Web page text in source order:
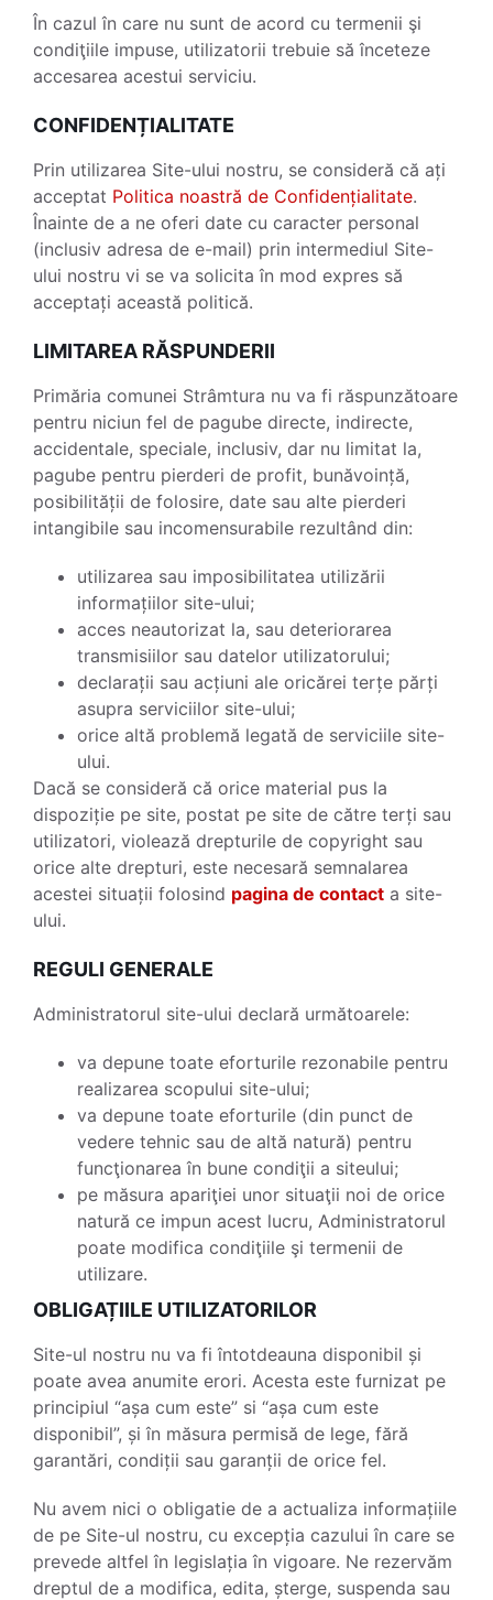
În cazul în care nu sunt de acord cu termenii şi
condiţiile impuse, utilizatorii trebuie să înceteze
accesarea acestui serviciu.
CONFIDENȚIALITATE
Prin utilizarea Site-ului nostru, se consideră că ați
acceptat Politica noastră de Confidențialitate.
Înainte de a ne oferi date cu caracter personal
(inclusiv adresa de e-mail) prin intermediul Site-
ului nostru vi se va solicita în mod expres să
acceptați această politică.
LIMITAREA RĂSPUNDERII
Primăria comunei Strâmtura nu va fi răspunzătoare
pentru niciun fel de pagube directe, indirecte,
accidentale, speciale, inclusiv, dar nu limitat la,
pagube pentru pierderi de profit, bunăvoință,
posibilității de folosire, date sau alte pierderi
intangibile sau incomensurabile rezultând din:
utilizarea sau imposibilitatea utilizării
informațiilor site-ului;
acces neautorizat la, sau deteriorarea
transmisiilor sau datelor utilizatorului;
declarații sau acțiuni ale oricărei terțe părți
asupra serviciilor site-ului;
orice altă problemă legată de serviciile site-
ului.
Dacă se consideră că orice material pus la
dispoziție pe site, postat pe site de către terți sau
utilizatori, violează drepturile de copyright sau
orice alte drepturi, este necesară semnalarea
acestei situații folosind pagina de contact a site-
ului.
REGULI GENERALE
Administratorul site-ului declară următoarele:
va depune toate eforturile rezonabile pentru
realizarea scopului site-ului;
va depune toate eforturile (din punct de
vedere tehnic sau de altă natură) pentru
funcţionarea în bune condiţii a siteului;
pe măsura apariţiei unor situaţii noi de orice
natură ce impun acest lucru, Administratorul
poate modifica condiţiile şi termenii de
utilizare.
OBLIGAȚIILE UTILIZATORILOR
Site-ul nostru nu va fi întotdeauna disponibil și
poate avea anumite erori. Acesta este furnizat pe
principiul “așa cum este” si “așa cum este
disponibil”, și în măsura permisă de lege, fără
garantări, condiții sau garanții de orice fel.
Nu avem nici o obligatie de a actualiza informațiile
de pe Site-ul nostru, cu excepția cazului în care se
prevede altfel în legislația în vigoare. Ne rezervăm
dreptul de a modifica, edita, șterge, suspenda sau